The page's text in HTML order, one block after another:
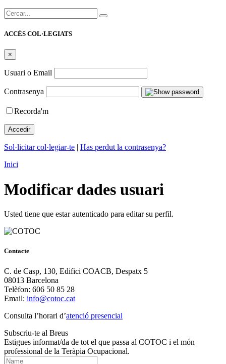
Cercar:
ACCÉS COL·LEGIATS
×
Usuari o Email
Contrasenya
Recorda'm
Sol·licitar col·legiar-te | Has perdut la contrasenya?
Inici
Modificar dades usuari
Usted tiene que estar autenticado para editar su perfil.
Contacte
C. de Casp, 130, Edifici COACB, Despatx 5
08013 Barcelona
Telèfon: 606 50 85 28
Email: info@cotoc.cat
Consulta l’horari d’atenció presencial
Subscriu-te al Breus
Estigues informat/da de tot el que passa al COTOC i el món
professional de la Teràpia Ocupacional.